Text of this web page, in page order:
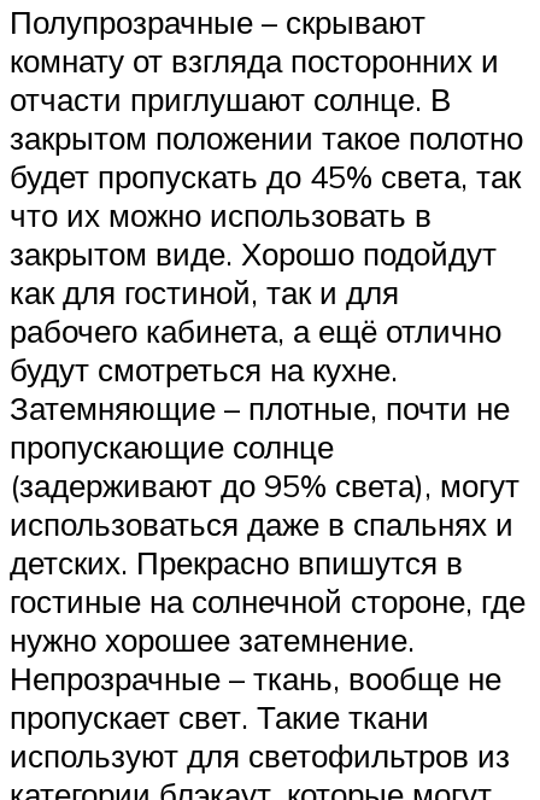
Полупрозрачные – скрывают
комнату от взгляда посторонних и
отчасти приглушают солнце. В
закрытом положении такое полотно
будет пропускать до 45% света, так
что их можно использовать в
закрытом виде. Хорошо подойдут
как для гостиной, так и для
рабочего кабинета, а ещё отлично
будут смотреться на кухне.
Затемняющие – плотные, почти не
пропускающие солнце
(задерживают до 95% света), могут
использоваться даже в спальнях и
детских. Прекрасно впишутся в
гостиные на солнечной стороне, где
нужно хорошее затемнение.
Непрозрачные – ткань, вообще не
пропускает свет. Такие ткани
используют для светофильтров из